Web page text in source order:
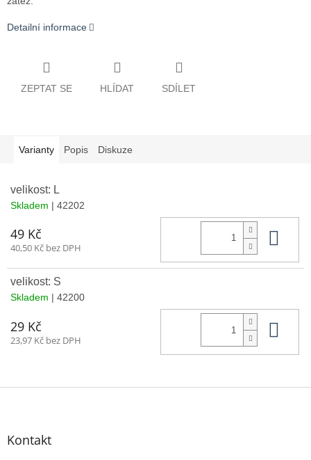
Detailní informace
ZEPTAT SE HLÍDAT SDÍLET
Varianty Popis Diskuze
velikost: L
Skladem | 42202
49 Kč
40,50 Kč bez DPH
velikost: S
Skladem | 42200
29 Kč
23,97 Kč bez DPH
Z
Kontakt